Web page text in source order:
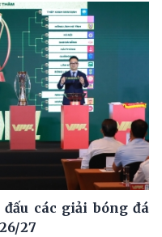
các giải bóng đá
27